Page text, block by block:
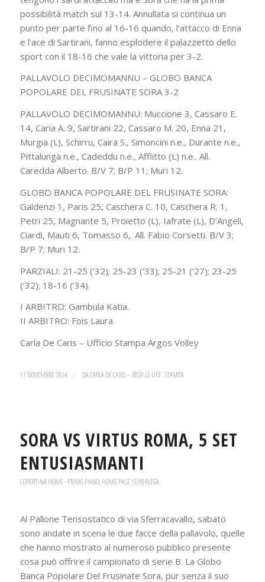
possibilità match sul 13-14. Annullata si continua un
punto per parte fino al 16-16 quando, l’attacco di Enna
e l’ace di Sartirani, fanno esplodere il palazzetto dello
sport con il 18-16 che vale la vittoria per 3-2.
PALLAVOLO DECIMOMANNU – GLOBO BANCA
POPOLARE DEL FRUSINATE SORA 3-2
PALLAVOLO DECIMOMANNU: Muccione 3, Cassaro E.
14, Caria A. 9, Sartirani 22, Cassaro M. 20, Enna 21,
Murgia (L), Schirru, Caira S., Simoncini n.e., Durante n.e.,
Pittalunga n.e., Cadeddu n.e., Afflitto (L) n.e.. All.
Caredda Alberto. B/V 7; B/P 11; Muri 12.
GLOBO BANCA POPOLARE DEL FRUSINATE SORA:
Galdenzi 1, Paris 25, Caschera C. 10, Caschera R. 1,
Petri 25, Magnante 5, Proietto (L), Iafrate (L), D’Angeli,
Ciardi, Mauti 6, Tomasso 6,. All. Fabio Corsetti. B/V 3;
B/P 7; Muri 12.
PARZIALI: 21-25 (‘32); 25-23 (‘33); 25-21 (‘27); 23-25
(‘32); 18-16 (‘34).
I ARBITRO: Gambula Katia.
II ARBITRO: Fois Laura.
Carla De Caris – Ufficio Stampa Argos Volley
11 NOVEMBRE 2024 / DACARLA DE CARIS – RESP.LE UFF. STAMPA
SORA VS VIRTUS ROMA, 5 SET
ENTUSIASMANTI
COPERTINA HOME - PRIMO PIANO,HOME PAGE,SUPERLEGA
Al Pallone Tensostatico di via Sferracavallo, sabato
sono andate in scena le due facce della pallavolo, quelle
che hanno mostrato al numeroso pubblico presente
cosa può offrire il campionato di serie B. La Globo
Banca Popolare Del Frusinate Sora, pur senza il suo